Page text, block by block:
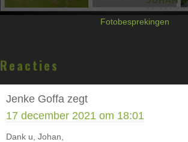
Fotobesprekingen
Interacties
Reacties
Jenke Goffa zegt
17 december 2021 om 18:01
Dank u, Johan,